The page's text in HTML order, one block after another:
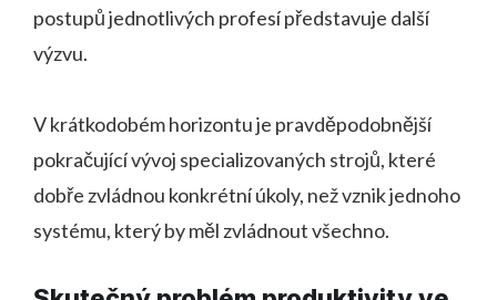
postupů jednotlivých profesí představuje další
výzvu.
V krátkodobém horizontu je pravděpodobnější
pokračující vývoj specializovaných strojů, které
dobře zvládnou konkrétní úkoly, než vznik jednoho
systému, který by měl zvládnout všechno.